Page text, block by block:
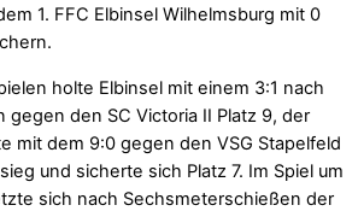
1. FFC Elbinsel Wilhelmsburg mit 0
holte Elbinsel mit einem 3:1 nach
gegen den SC Victoria II Platz 9, der
mit dem 9:0 gegen den VSG Stapelfeld
und sicherte sich Platz 7. Im Spiel um
sich nach Sechsmeterschießen der